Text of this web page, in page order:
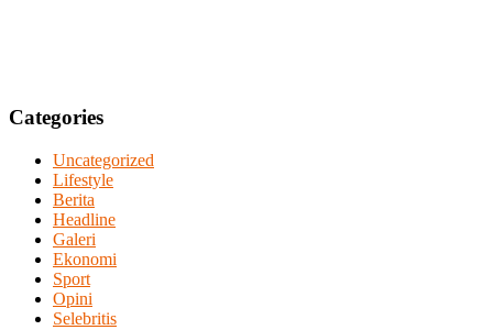
Categories
Uncategorized
Lifestyle
Berita
Headline
Galeri
Ekonomi
Sport
Opini
Selebritis